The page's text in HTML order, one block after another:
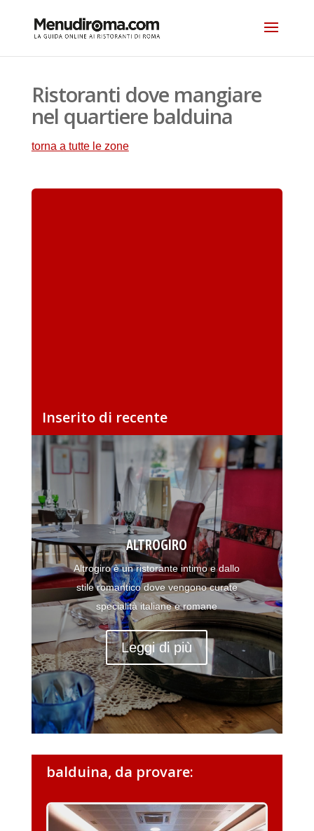
Ristoranti dove mangiare
nel quartiere balduina
torna a tutte le zone
Inserito di recente
ALTROGIRO
Altrogiro è un ristorante intimo e dallo
stile romantico dove vengono curate
specialità italiane e romane
Leggi di più
balduina, da provare: